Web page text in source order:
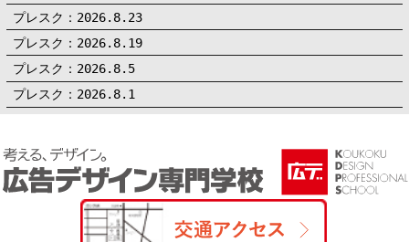
プレスク：2026.8.23
プレスク：2026.8.19
プレスク：2026.8.5
プレスク：2026.8.1